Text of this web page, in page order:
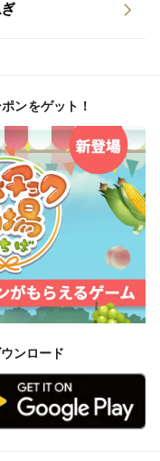
ンをゲット！
ンロード